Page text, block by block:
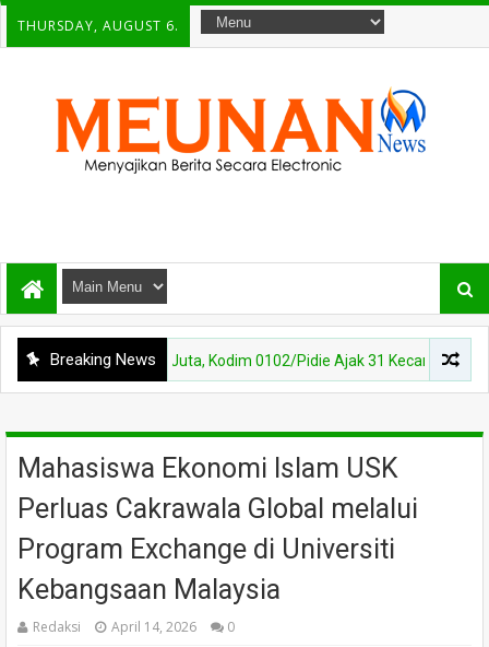
THURSDAY, AUGUST 6.
Breaking News
Rp150 Juta, Kodim 0102/Pidie Ajak 31 Kecamatan Semarakkan
Mahasiswa Ekonomi Islam USK
Perluas Cakrawala Global melalui
Program Exchange di Universiti
Kebangsaan Malaysia
Redaksi April 14, 2026 0